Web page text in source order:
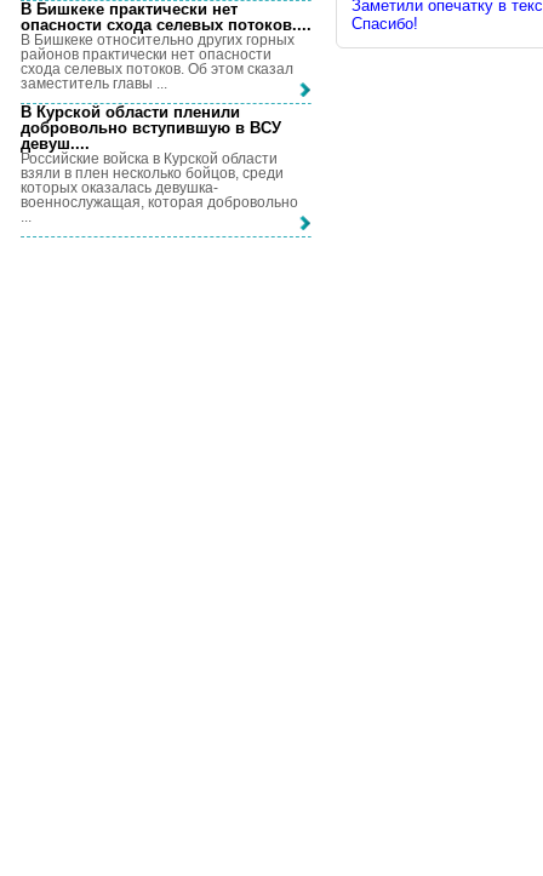
Заметили опечатку в
Спасибо!
В Бишкеке практически нет
опасности схода селевых потоков....
В Бишкеке относительно других горных
районов практически нет опасности
схода селевых потоков. Об этом сказал
заместитель главы ...
В Курской области пленили
добровольно вступившую в ВСУ
девуш....
Российские войска в Курской области
взяли в плен несколько бойцов, среди
которых оказалась девушка-
военнослужащая, которая добровольно
...